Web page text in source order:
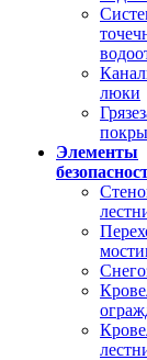
люки
Элементы